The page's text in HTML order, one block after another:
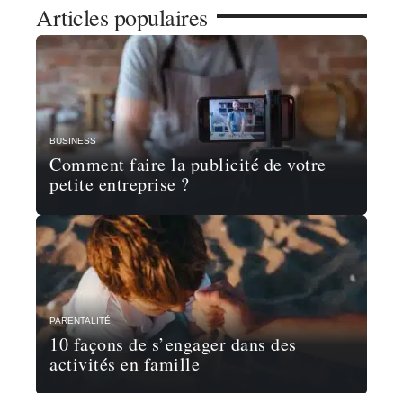
Articles populaires
BUSINESS
Comment faire la publicité de votre
petite entreprise ?
PARENTALITÉ
10 façons de s’engager dans des
activités en famille